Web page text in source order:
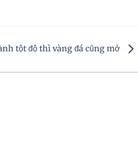
tột độ thì vàng đá cũng mở